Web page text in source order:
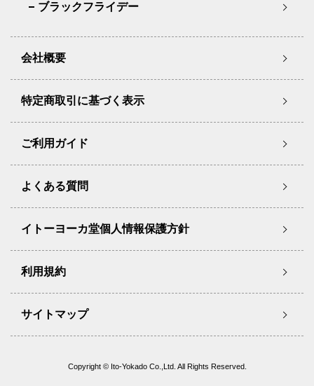
ブラックフライデー
会社概要
特定商取引に基づく表示
ご利用ガイド
よくある質問
イトーヨーカ堂個人情報保護方針
利用規約
サイトマップ
Copyright © Ito-Yokado Co.,Ltd. All Rights Reserved.